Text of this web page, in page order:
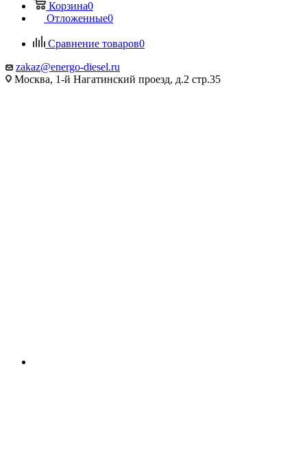
Корзина0
Отложенные0
Сравнение товаров0
zakaz@energo-diesel.ru
Москва, 1-й Нагатинский проезд, д.2 стр.35